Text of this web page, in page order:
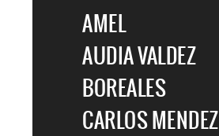

AMEL
AUDIA VALDEZ
BOREALES
CARLOS MENDEZ